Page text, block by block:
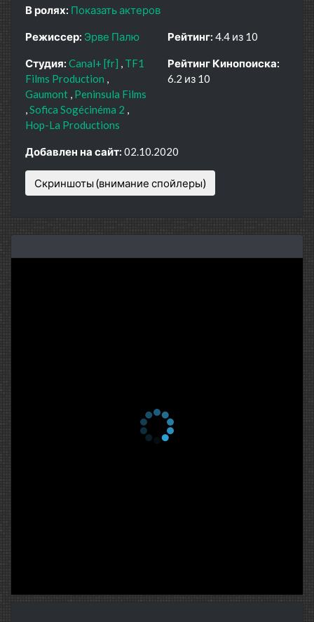
В ролях: Показать актеров
Режиссер: Эрве Палю
Студия: Canal+ [fr]
TF1
Films Production
Gaumont Peninsula Films
Sofica Sogécinéma 2
Hop-La Productions
Рейтинг: 4.4 из 10
Рейтинг Кинопоиска:
6.2 из 10
Добавлен на сайт: 02.10.2020
Скриншоты (внимание спойлеры)